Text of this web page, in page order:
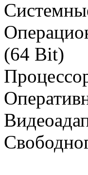
(64 Bit)